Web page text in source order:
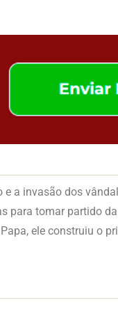
a invasão dos
para tomar partido
ele construiu o